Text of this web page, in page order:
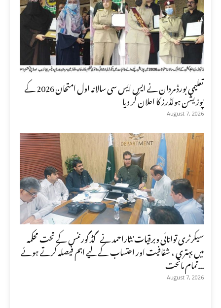
تعلیمی بورڈ مردان نے ایس ایس سی سالانہ اول امتحان 2026 کے
پوزیشن ہولڈرز کا اعلان کر دیا
August 7, 2026
سیکرٹری توانائی وبرقیات نثاراحمد نے گڈ گورننس کے تحت محکمہ
میں بہتری ، شفافیت اور احتساب کے لیے اہم فیصلہ کرتے ہوئے
تمام ماتحت...
August 7, 2026